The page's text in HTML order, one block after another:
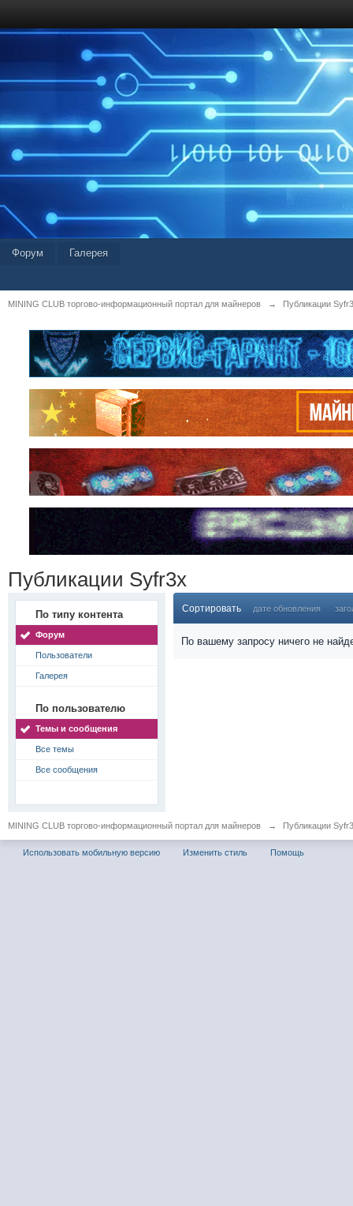
Форум Галерея
MINING CLUB торгово-информационный портал для майнеров → Публикации
Публикации Syfr3x
По типу контента
Форум
Пользователи
Галерея
По пользователю
Темы и сообщения
Все темы
Все сообщения
Сортировать дате обновления
По вашему запросу ничего не
MINING CLUB торгово-информационный портал для майнеров → Публикации
Использовать мобильную версию Изменить стиль Помощь